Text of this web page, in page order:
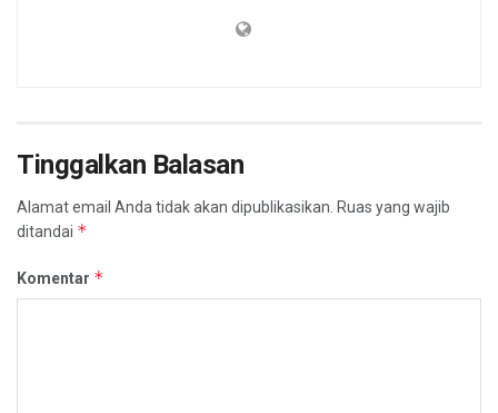
Tinggalkan Balasan
Alamat email Anda tidak akan dipublikasikan. Ruas yang wajib
ditandai *
Komentar *